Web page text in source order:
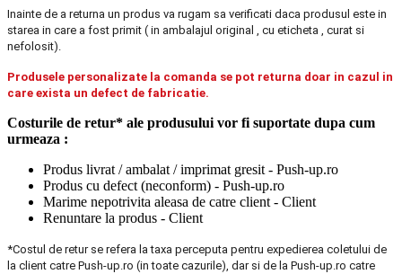
Inainte de a returna un produs va rugam sa verificati daca produsul este in
starea in care a fost primit ( in ambalajul original , cu eticheta , curat si
nefolosit).
Produsele personalizate la comanda se pot returna doar in cazul in
care exista un defect de fabricatie.
Costurile de retur* ale produsului vor fi suportate dupa cum
urmeaza :
Produs livrat / ambalat / imprimat gresit - Push-up.ro
Produs cu defect (neconform) - Push-up.ro
Marime nepotrivita aleasa de catre client - Client
Renuntare la produs - Client
*Costul de retur se refera la taxa perceputa pentru expedierea coletului de
la client catre Push-up.ro (in toate cazurile), dar si de la Push-up.ro catre